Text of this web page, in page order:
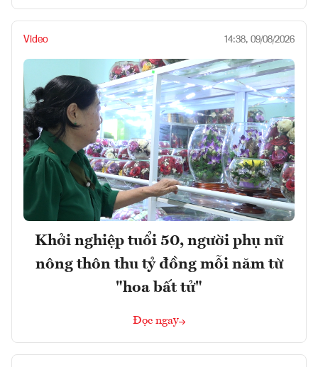
Video 14:38, 09/08/2026
Khởi nghiệp tuổi 50, người phụ nữ
nông thôn thu tỷ đồng mỗi năm từ
"hoa bất tử"
Đọc ngay